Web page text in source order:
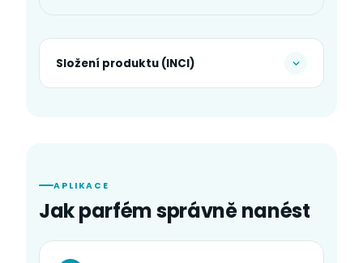
Složení produktu (INCI)
APLIKACE
Jak parfém správně nanést